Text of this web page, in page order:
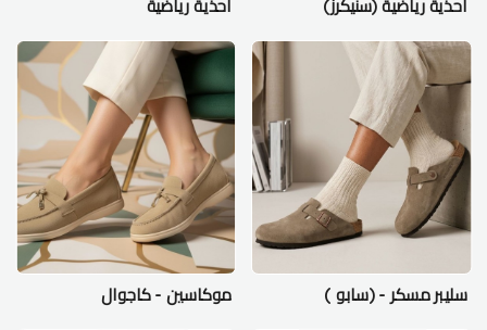
احذية رياضية (سنيكرز) احذية رياضية
سليبر مسكر - (سابو ) موكاسين - كاجوال